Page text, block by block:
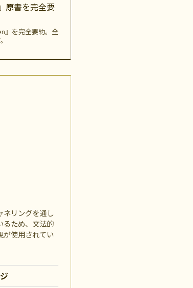
原書を完全要
』を完全要約。全
ネリングを通し
るため、文法的
が使用されてい